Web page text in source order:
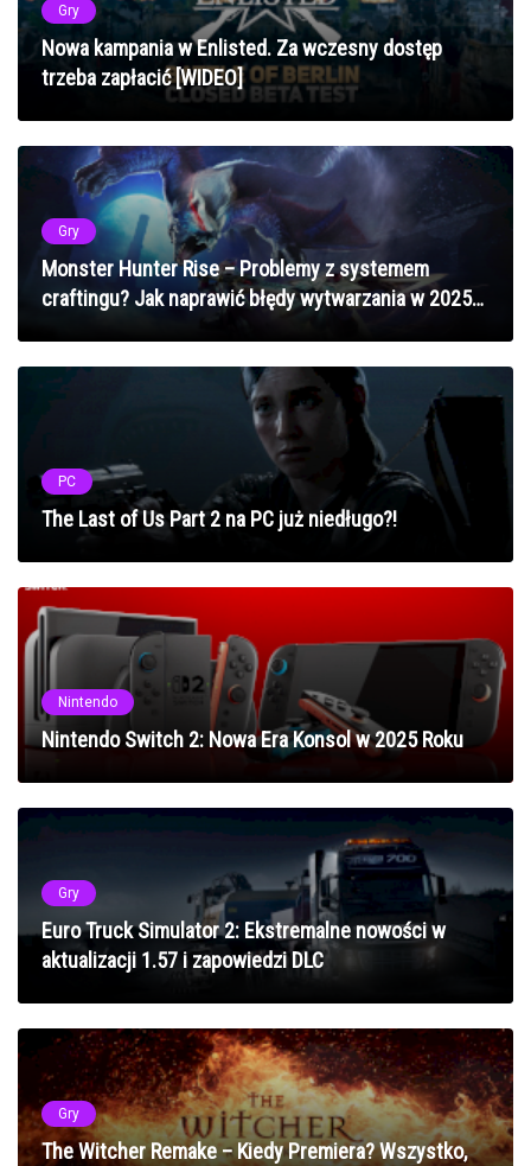
Gry
Nowa kampania w Enlisted. Za wczesny dostęp
trzeba zapłacić [WIDEO]
Gry
Monster Hunter Rise – Problemy z systemem
craftingu? Jak naprawić błędy wytwarzania w 2025
PC
The Last of Us Part 2 na PC już niedługo?!
Nintendo
Nintendo Switch 2: Nowa Era Konsol w 2025 Roku
Gry
Euro Truck Simulator 2: Ekstremalne nowości w
aktualizacji 1.57 i zapowiedzi DLC
Gry
The Witcher Remake – Kiedy Premiera? Wszystko,